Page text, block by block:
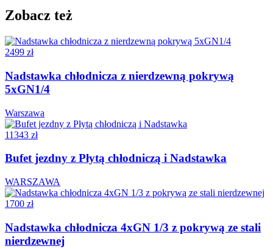
Zobacz też
2499 zł
Nadstawka chłodnicza z nierdzewną pokrywą
5xGN1/4
Warszawa
11343 zł
Bufet jezdny z Płytą chłodniczą i Nadstawka
WARSZAWA
1700 zł
Nadstawka chłodnicza 4xGN 1/3 z pokrywą ze stali
nierdzewnej